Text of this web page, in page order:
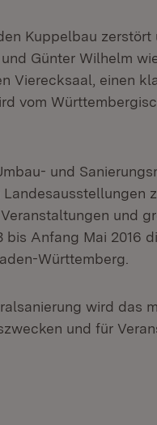
Kuppelbau zerstört
Günter Wilhelm
Vierecksaal, einen
vom
und
und
bis Anfang Mai 2016
Württemberg.
wird das
und für